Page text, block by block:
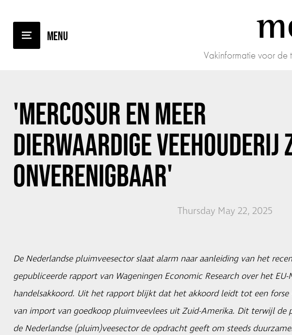
Vakinformatie voor de
'MERCOSUR EN MEER
DIERWAARDIGE VEEHOUDERIJ
ONVERENIGBAAR'
Thursday May 22, 2025
De Nederlandse pluimveesector slaat alarm naar aanleiding van het
gepubliceerde rapport van Wageningen Economic Research over het EU-
handelsakkoord. Uit het rapport blijkt dat het akkoord leidt tot een forse
van import van goedkoop pluimveevlees uit Zuid-Amerika. Dit terwijl de
de Nederlandse (pluim)veesector de opdracht geeft om steeds